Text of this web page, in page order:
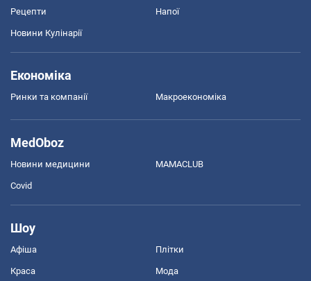
Рецепти Напої
Новини Кулінарії
Економіка
Ринки та компанії Макроекономіка
MedOboz
Новини медицини MAMACLUB
Covid
Шоу
Афіша Плітки
Краса Мода